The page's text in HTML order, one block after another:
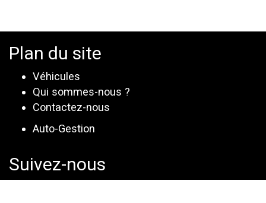
Plan du site
Véhicules
Qui sommes-nous ?
Contactez-nous
Auto-Gestion
Suivez-nous